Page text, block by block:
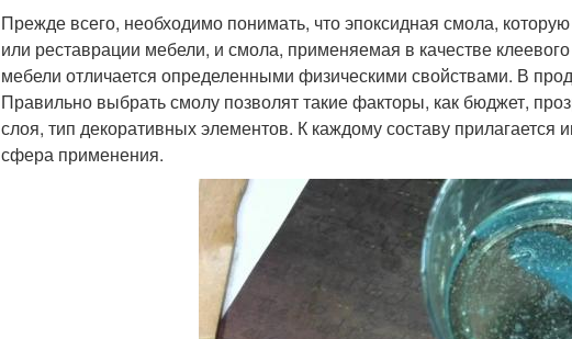
Прежде всего, необходимо понимать, что эпоксидная смола,
или реставрации мебели, и смола, применяемая в качестве
мебели отличается определенными физическими свойствами. В
Правильно выбрать смолу позволят такие факторы, как бюджет,
слоя, тип декоративных элементов. К каждому составу прилагается
сфера применения.